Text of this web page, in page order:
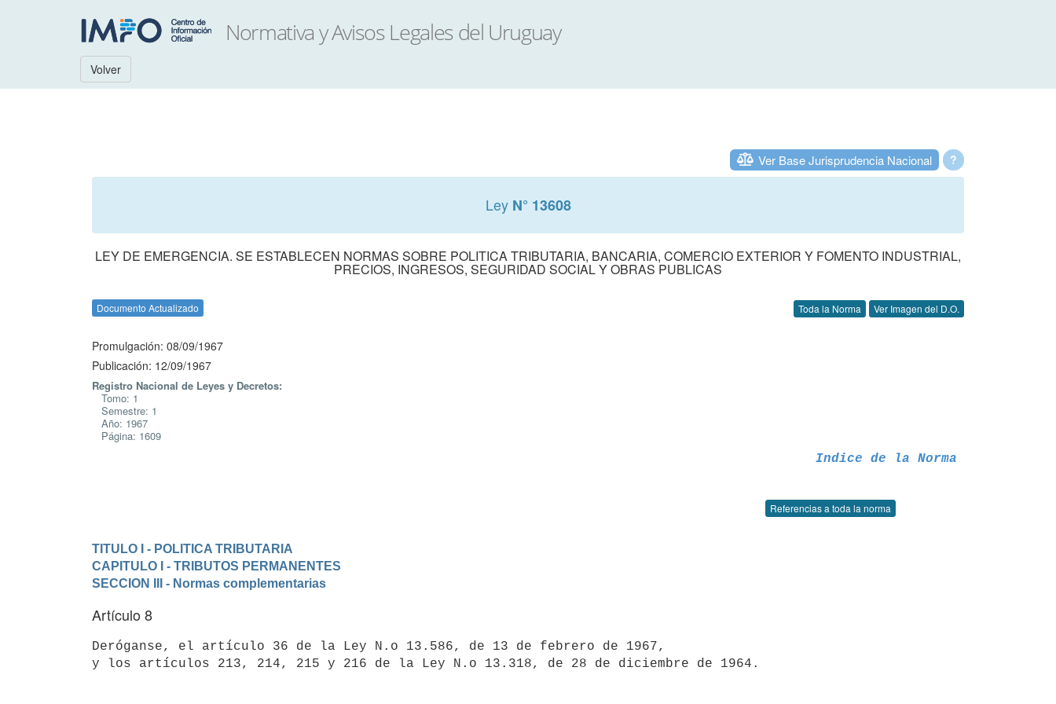
Volver
?
Ver Base Jurisprudencia Nacional
Ley N° 13608
LEY DE EMERGENCIA. SE ESTABLECEN NORMAS SOBRE POLITICA TRIBUTARIA, BANCARIA, COMERCIO EXTERIOR Y FOMENTO INDUSTRIAL,
PRECIOS, INGRESOS, SEGURIDAD SOCIAL Y OBRAS PUBLICAS
Documento Actualizado Toda la Norma Ver Imagen del D.O.
Promulgación: 08/09/1967
Publicación: 12/09/1967
Registro Nacional de Leyes y Decretos:
Tomo: 1
Semestre: 1
Año: 1967
Página: 1609
Indice de la Norma
Referencias a toda la norma
TITULO I - POLITICA TRIBUTARIA
CAPITULO I - TRIBUTOS PERMANENTES
SECCION III - Normas complementarias
Artículo 8
Deróganse, el artículo 36 de la Ley N.o 13.586, de 13 de febrero de 1967,
y los artículos 213, 214, 215 y 216 de la Ley N.o 13.318, de 28 de diciembre de 1964.